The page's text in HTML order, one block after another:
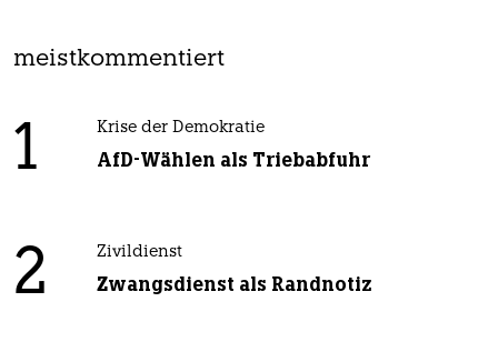
meistkommentiert
1 Krise der Demokratie
AfD-Wählen als Triebabfuhr
2 Zivildienst
Zwangsdienst als Randnotiz